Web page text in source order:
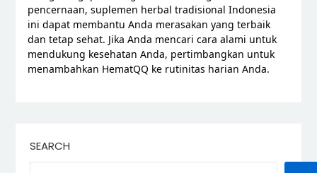
pencernaan, suplemen herbal tradisional Indonesia
ini dapat membantu Anda merasakan yang terbaik
dan tetap sehat. Jika Anda mencari cara alami untuk
mendukung kesehatan Anda, pertimbangkan untuk
menambahkan HematQQ ke rutinitas harian Anda.
SEARCH